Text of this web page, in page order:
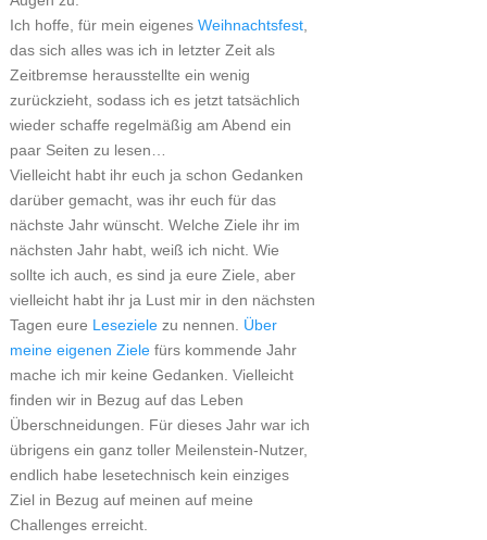
Ich hoffe, für mein eigenes Weihnachtsfest,
das sich alles was ich in letzter Zeit als
Zeitbremse herausstellte ein wenig
zurückzieht, sodass ich es jetzt tatsächlich
wieder schaffe regelmäßig am Abend ein
paar Seiten zu lesen…
Vielleicht habt ihr euch ja schon Gedanken
darüber gemacht, was ihr euch für das
nächste Jahr wünscht. Welche Ziele ihr im
nächsten Jahr habt, weiß ich nicht. Wie
sollte ich auch, es sind ja eure Ziele, aber
vielleicht habt ihr ja Lust mir in den nächsten
Tagen eure Lesezielezu nennen. Über
meine eigenen Zielefürs kommende Jahr
mache ich mir keine Gedanken. Vielleicht
finden wir in Bezug auf das Leben
Überschneidungen. Für dieses Jahr war ich
übrigens ein ganz toller Meilenstein-Nutzer,
endlich habe lesetechnisch kein einziges
Ziel in Bezug auf meinen auf meine
Challenges erreicht.